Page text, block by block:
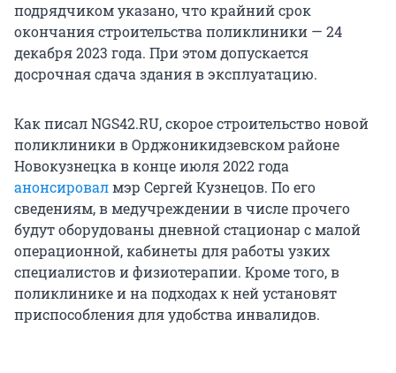
подрядчиком указано, что крайний срок
окончания строительства поликлиники — 24
декабря 2023 года. При этом допускается
досрочная сдача здания в эксплуатацию.
Как писал NGS42.RU, скорое строительство новой
поликлиники в Орджоникидзевском районе
Новокузнецка в конце июля 2022 года
анонсировалмэр Сергей Кузнецов. По его
сведениям, в медучреждении в числе прочего
будут оборудованы дневной стационар с малой
операционной, кабинеты для работы узких
специалистов и физиотерапии. Кроме того, в
поликлинике и на подходах к ней установят
приспособления для удобства инвалидов.